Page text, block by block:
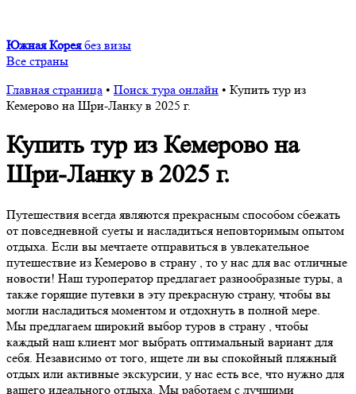
Южная Корея без визы
Все страны
Главная страница • Поиск тура онлайн • Купить тур из
Кемерово на Шри-Ланку в 2025 г.
Купить тур из Кемерово на
Шри-Ланку в 2025 г.
Путешествия всегда являются прекрасным способом сбежать
от повседневной суеты и насладиться неповторимым опытом
отдыха. Если вы мечтаете отправиться в увлекательное
путешествие из Кемерово в страну , то у нас для вас отличные
новости! Наш туроператор предлагает разнообразные туры, а
также горящие путевки в эту прекрасную страну, чтобы вы
могли насладиться моментом и отдохнуть в полной мере.
Мы предлагаем широкий выбор туров в страну , чтобы
каждый наш клиент мог выбрать оптимальный вариант для
себя. Независимо от того, ищете ли вы спокойный пляжный
отдых или активные экскурсии, у нас есть все, что нужно для
вашего идеального отдыха. Мы работаем с лучшими